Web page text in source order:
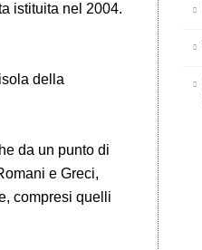
istituita nel 2004.
della
da un punto di
e Greci,
compresi quelli